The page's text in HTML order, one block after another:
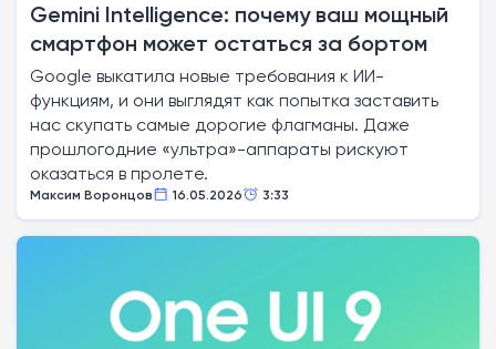
Gemini Intelligence: почему ваш мощный
смартфон может остаться за бортом
Google выкатила новые требования к ИИ-
функциям, и они выглядят как попытка заставить
нас скупать самые дорогие флагманы. Даже
прошлогодние «ультра»-аппараты рискуют
оказаться в пролете.
Максим Воронцов 16.05.2026 3:33